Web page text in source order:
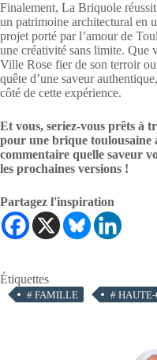
Finalement, La Briquole
un patrimoine architectural en
projet porté par l’amour de
une créativité sans limite. Que
Ville Rose fier de son terroir
quête d’une saveur
côté de cette expérience.
Et vous, seriez-vous prêts à
pour une brique toulousaine
commentaire quelle saveur
les prochaines versions !
Partagez l'inspiration
Étiquettes
# FAMILLE #